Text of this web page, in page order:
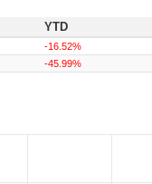
YTD
-16.52%
-45.99%